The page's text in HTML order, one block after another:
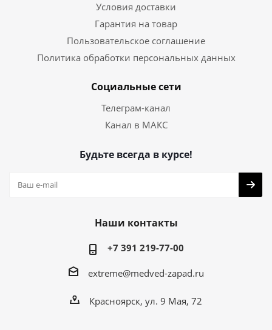
Условия доставки
Гарантия на товар
Пользовательское соглашение
Политика обработки персональных данных
Социальные сети
Телеграм-канал
Канал в МАКС
Будьте всегда в курсе!
Наши контакты
+7 391 219-77-00
extreme@medved-zapad.ru
Красноярск, ул. 9 Мая, 72